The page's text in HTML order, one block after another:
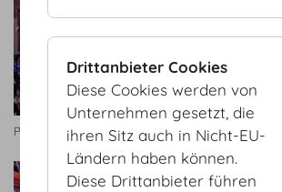
Pioneers Festival
Drittanbieter Cookies
Diese Cookies werden von
Unternehmen gesetzt, die
ihren Sitz auch in Nicht-EU-
Ländern haben können.
Diese Drittanbieter führen